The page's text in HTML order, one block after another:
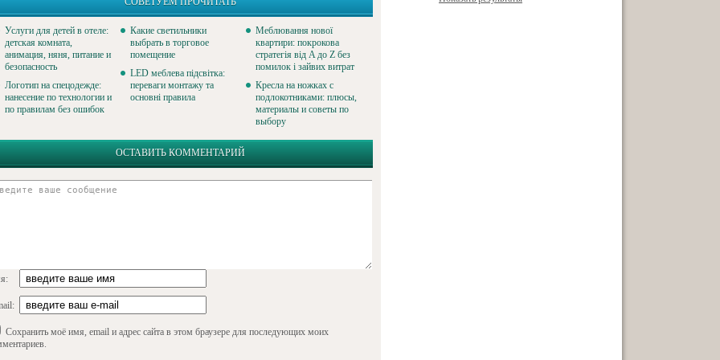
Услуги для детей в отеле:
детская комната,
анимация, няня, питание и
безопасность
Логотип на спецодежде:
нанесение по технологии и
по правилам без ошибок
Какие светильники
выбрать в торговое
помещение
LED меблева підсвітка:
переваги монтажу та
основні правила
Меблювання нової
квартири: покрокова
стратегія від A до Z без
помилок і зайвих витрат
Кресла на ножках с
подлокотниками: плюсы,
материалы и советы по
выбору
ОСТАВИТЬ КОММЕНТАРИЙ
Сохранить моё имя, email и адрес сайта в этом браузере для последующих моих